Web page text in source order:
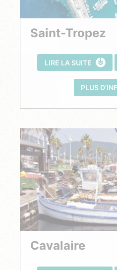
Saint-Tropez
LIRE LA SUITE
PLUS
Cavalaire